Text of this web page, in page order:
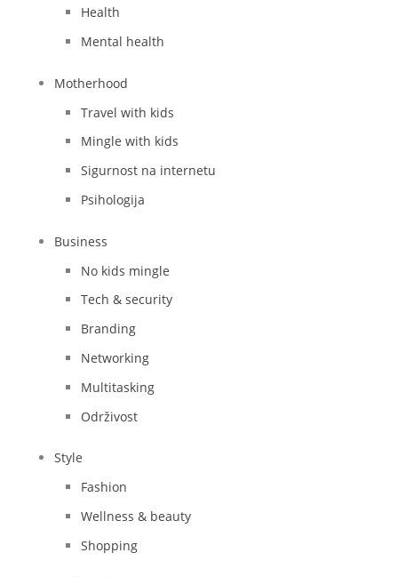
Health
Mental health
Motherhood
Travel with kids
Mingle with kids
Sigurnost na internetu
Psihologija
Business
No kids mingle
Tech & security
Branding
Networking
Multitasking
Održivost
Style
Fashion
Wellness & beauty
Shopping